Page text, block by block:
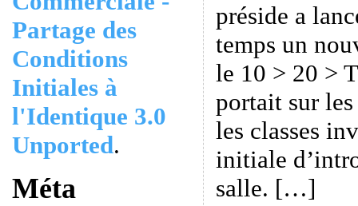
Partage des
Conditions
Initiales à
l'Identique 3.0
Unported.
Méta
préside a
temps un
le 10 > 20 >
portait sur
les classes
initiale
salle. […]